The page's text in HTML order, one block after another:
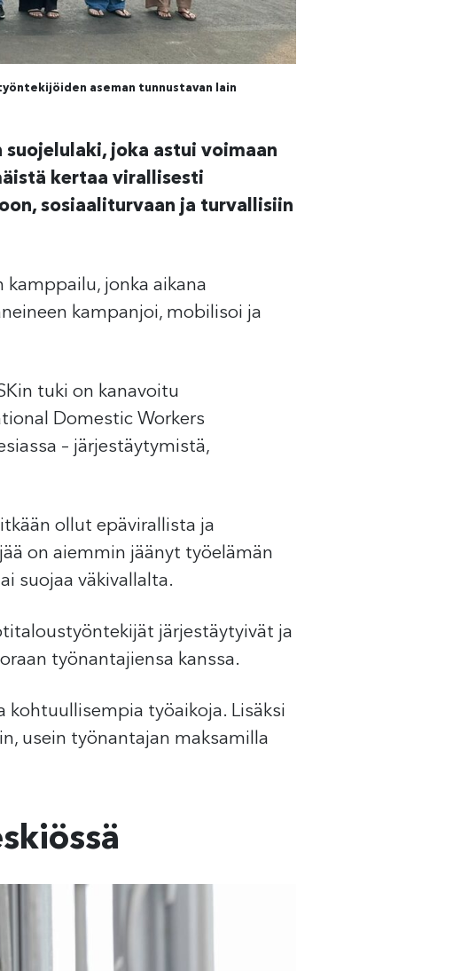
aseman tunnustavan lain
joka astui voimaan
kertaa virallisesti
sosiaaliturvaan ja turvallisiin
jonka aikana
kampanjoi, mobilisoi ja
tuki on kanavoitu
Domestic Workers
– järjestäytymistä,
ollut epävirallista ja
on aiemmin jäänyt työelämän
suojaa väkivallalta.
järjestäytyivät ja
työnantajiensa kanssa.
kohtuullisempia työaikoja. Lisäksi
usein työnantajan maksamilla